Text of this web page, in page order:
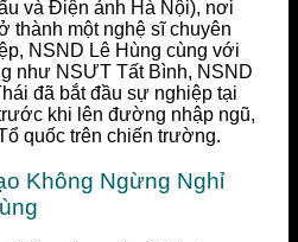
và Điện ảnh Hà Nội), nơi
thành một nghệ sĩ chuyên
NSND Lê Hùng cùng với
như NSƯT Tất Bình, NSND
đã bắt đầu sự nghiệp tại
khi lên đường nhập ngũ,
quốc trên chiến trường.
Không Ngừng Nghỉ